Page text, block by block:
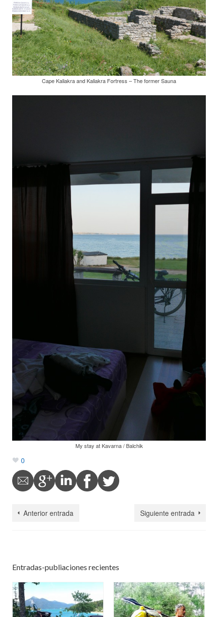
Cape Kaliakra and Kaliakra Fortress – The former Sauna
My stay at Kavarna / Balchik
0
Anterior entrada Siguiente entrada
Entradas-publiaciones recientes